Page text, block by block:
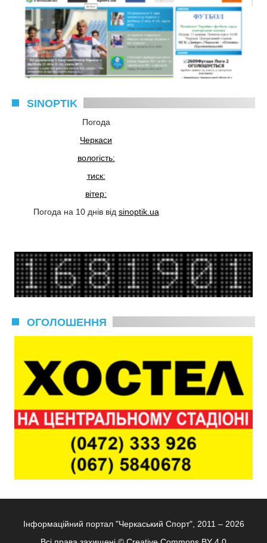
SINOPTIK
Погода
Черкаси
вологість:
тиск:
вітер:
Погода на 10 днів від sinoptik.ua
ОГОЛОШЕННЯ
Інформаційний портал "Черкаський Спорт", 2011 – 2026